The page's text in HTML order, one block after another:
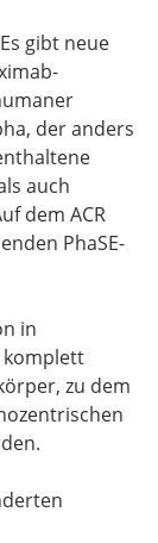
gibt neue
der anders
auch
dem ACR
PhaSE-
in
komplett
zu dem